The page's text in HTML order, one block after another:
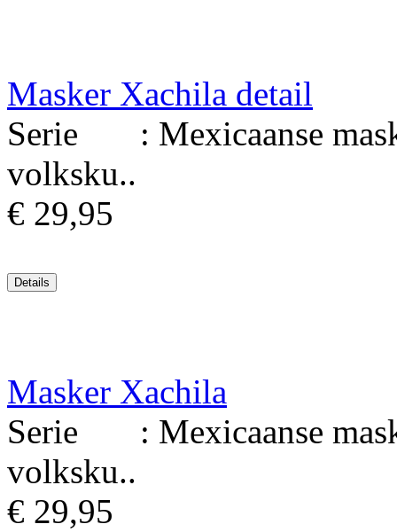
Masker Xachila detail
Serie : Mexicaanse
volksku..
€ 29,95
Masker Xachila
Serie : Mexicaanse
volksku..
€ 29,95